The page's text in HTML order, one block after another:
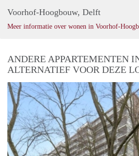
Voorhof-Hoogbouw, Delft
Meer informatie over wonen in Voorhof-
ANDERE APPARTEMENTEN
ALTERNATIEF VOOR DEZE